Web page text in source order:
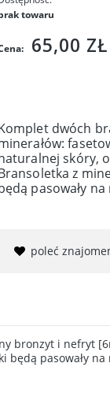
towaru
65,00 ZŁ
dwóch
skóry,
z
pasowały
poleć
bronzyt i nefryt
pasowały